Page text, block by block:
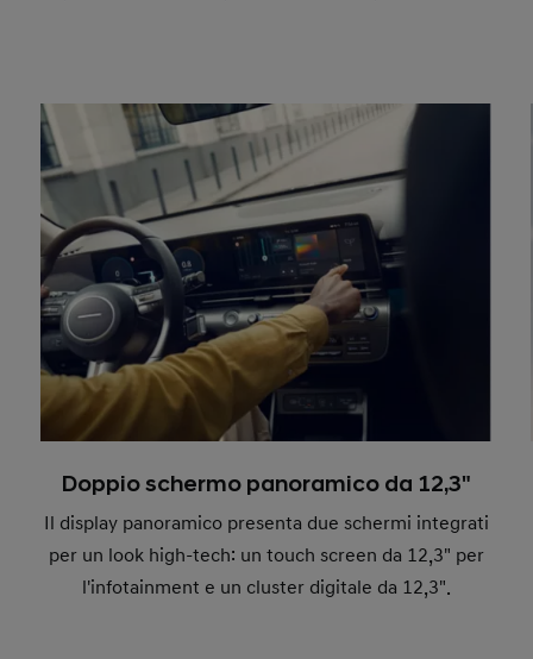
Doppio schermo panoramico da 12,3"
Il display panoramico presenta due schermi integrati
per un look high-tech: un touch screen da 12,3" per
l'infotainment e un cluster digitale da 12,3".